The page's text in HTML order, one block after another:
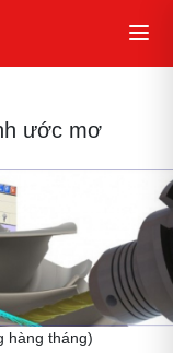
ước mơ
hàng tháng)